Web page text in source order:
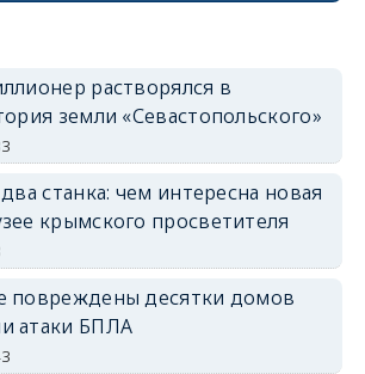
растворялся в
земли «Севастопольского»
станка: чем интересна новая
крымского просветителя
повреждены десятки домов
атаки БПЛА